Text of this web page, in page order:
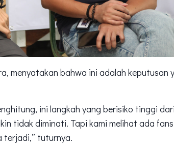
menyatakan bahwa ini adalah keputusan
ini langkah yang berisiko tinggi
tidak diminati. Tapi kami melihat ada
terjadi,” tuturnya.